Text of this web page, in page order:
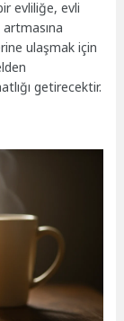
evliliğe, evli
ulaşmak için
getirecektir.